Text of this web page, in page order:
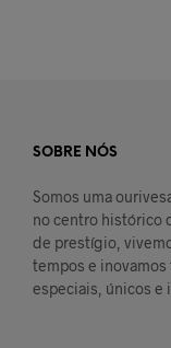
SOBRE NÓS
Somos uma
no centro histórico
de prestígio,
tempos e
especiais, únicos e